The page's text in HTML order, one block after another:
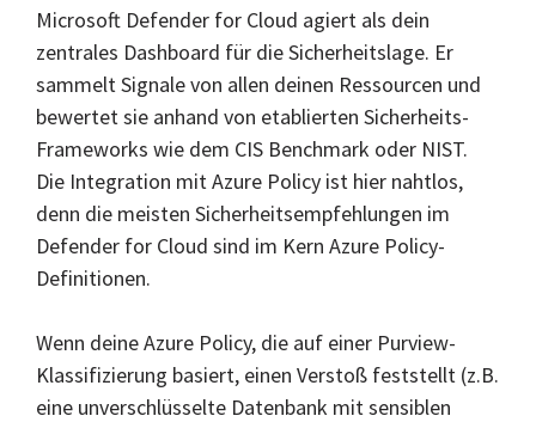
Microsoft Defender for Cloud agiert als dein
zentrales Dashboard für die Sicherheitslage. Er
sammelt Signale von allen deinen Ressourcen und
bewertet sie anhand von etablierten Sicherheits-
Frameworks wie dem CIS Benchmark oder NIST.
Die Integration mit Azure Policy ist hier nahtlos,
denn die meisten Sicherheitsempfehlungen im
Defender for Cloud sind im Kern Azure Policy-
Definitionen.
Wenn deine Azure Policy, die auf einer Purview-
Klassifizierung basiert, einen Verstoß feststellt (z.B.
eine unverschlüsselte Datenbank mit sensiblen